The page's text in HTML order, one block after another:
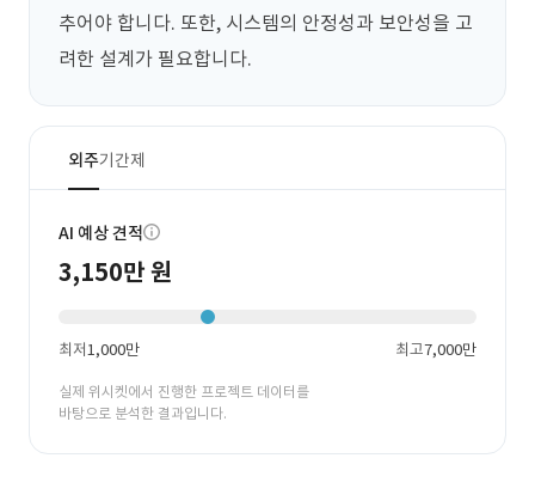
추어야 합니다. 또한, 시스템의 안정성과 보안성을 고
려한 설계가 필요합니다.
외주기간제
AI 예상 견적
3,150만 원
최저1,000만 최고7,000만
실제 위시켓에서 진행한 프로젝트 데이터를
바탕으로 분석한 결과입니다.